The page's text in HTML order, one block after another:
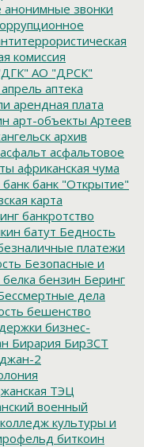
анонимные звонки
комиссия
АО "ДРСК"
апрель аптека
арендная плата
арт-объекты Артеев
архив
асфальт асфальтовое
африканская чума
банк банк "Открытие"
карта
банкротство
батут Бедность
платежи
Безопасные и
белка бензин Беринг
дела
бешенство
бизнес-
Бирария БирЗСТ
2
ТЭЦ
военный
культуры и
биткоин